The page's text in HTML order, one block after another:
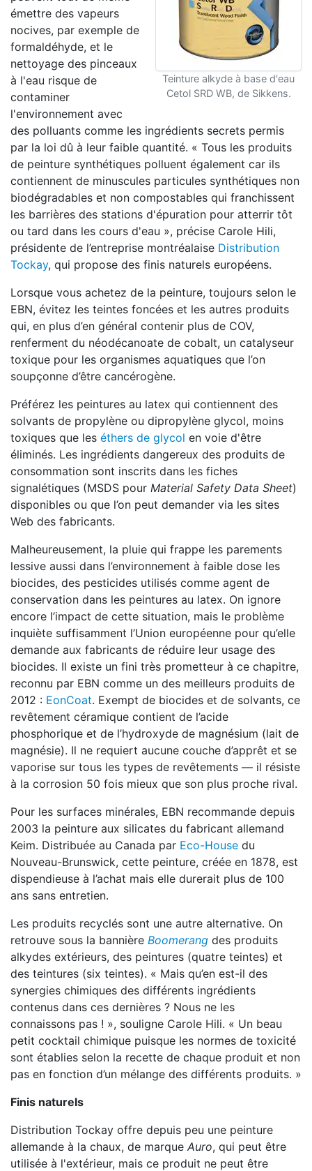
Teinture alkyde à base d'eau
Cetol SRD WB, de Sikkens.
émettre des vapeurs
nocives, par exemple de
formaldéhyde, et le
nettoyage des pinceaux
à l'eau risque de
contaminer
l'environnement avec
des polluants comme les ingrédients secrets permis
par la loi dû à leur faible quantité. « Tous les produits
de peinture synthétiques polluent également car ils
contiennent de minuscules particules synthétiques non
biodégradables et non compostables qui franchissent
les barrières des stations d'épuration pour atterrir tôt
ou tard dans les cours d'eau », précise Carole Hili,
présidente de l’entreprise montréalaise Distribution
Tockay, qui propose des finis naturels européens.
Lorsque vous achetez de la peinture, toujours selon le
EBN, évitez les teintes foncées et les autres produits
qui, en plus d’en général contenir plus de COV,
renferment du néodécanoate de cobalt, un catalyseur
toxique pour les organismes aquatiques que l’on
soupçonne d’être cancérogène.
Préférez les peintures au latex qui contiennent des
solvants de propylène ou dipropylène glycol, moins
toxiques que les éthers de glycol en voie d'être
éliminés. Les ingrédients dangereux des produits de
consommation sont inscrits dans les fiches
signalétiques (MSDS pour Material Safety Data Sheet)
disponibles ou que l’on peut demander via les sites
Web des fabricants.
Malheureusement, la pluie qui frappe les parements
lessive aussi dans l’environnement à faible dose les
biocides, des pesticides utilisés comme agent de
conservation dans les peintures au latex. On ignore
encore l’impact de cette situation, mais le problème
inquiète suffisamment l’Union européenne pour qu’elle
demande aux fabricants de réduire leur usage des
biocides. Il existe un fini très prometteur à ce chapitre,
reconnu par EBN comme un des meilleurs produits de
2012 : EonCoat. Exempt de biocides et de solvants, ce
revêtement céramique contient de l’acide
phosphorique et de l’hydroxyde de magnésium (lait de
magnésie). Il ne requiert aucune couche d’apprêt et se
vaporise sur tous les types de revêtements — il résiste
à la corrosion 50 fois mieux que son plus proche rival.
Pour les surfaces minérales, EBN recommande depuis
2003 la peinture aux silicates du fabricant allemand
Keim. Distribuée au Canada par Eco-House du
Nouveau-Brunswick, cette peinture, créée en 1878, est
dispendieuse à l’achat mais elle durerait plus de 100
ans sans entretien.
Les produits recyclés sont une autre alternative. On
retrouve sous la bannière Boomerang des produits
alkydes extérieurs, des peintures (quatre teintes) et
des teintures (six teintes). « Mais qu’en est-il des
synergies chimiques des différents ingrédients
contenus dans ces dernières ? Nous ne les
connaissons pas ! », souligne Carole Hili. « Un beau
petit cocktail chimique puisque les normes de toxicité
sont établies selon la recette de chaque produit et non
pas en fonction d’un mélange des différents produits. »
Finis naturels
Distribution Tockay offre depuis peu une peinture
allemande à la chaux, de marque Auro, qui peut être
utilisée à l'extérieur, mais ce produit ne peut être